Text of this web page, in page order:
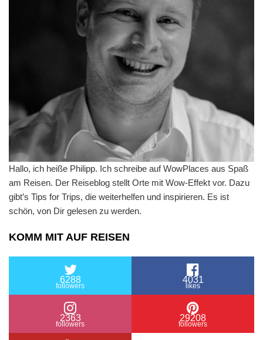
Hallo, ich heiße Philipp. Ich schreibe auf WowPlaces aus Spaß
am Reisen. Der Reiseblog stellt Orte mit Wow-Effekt vor. Dazu
gibt’s Tips for Trips, die weiterhelfen und inspirieren. Es ist
schön, von Dir gelesen zu werden.
KOMM MIT AUF REISEN
6288
followers
4031
likes
2363
followers
29208
followers